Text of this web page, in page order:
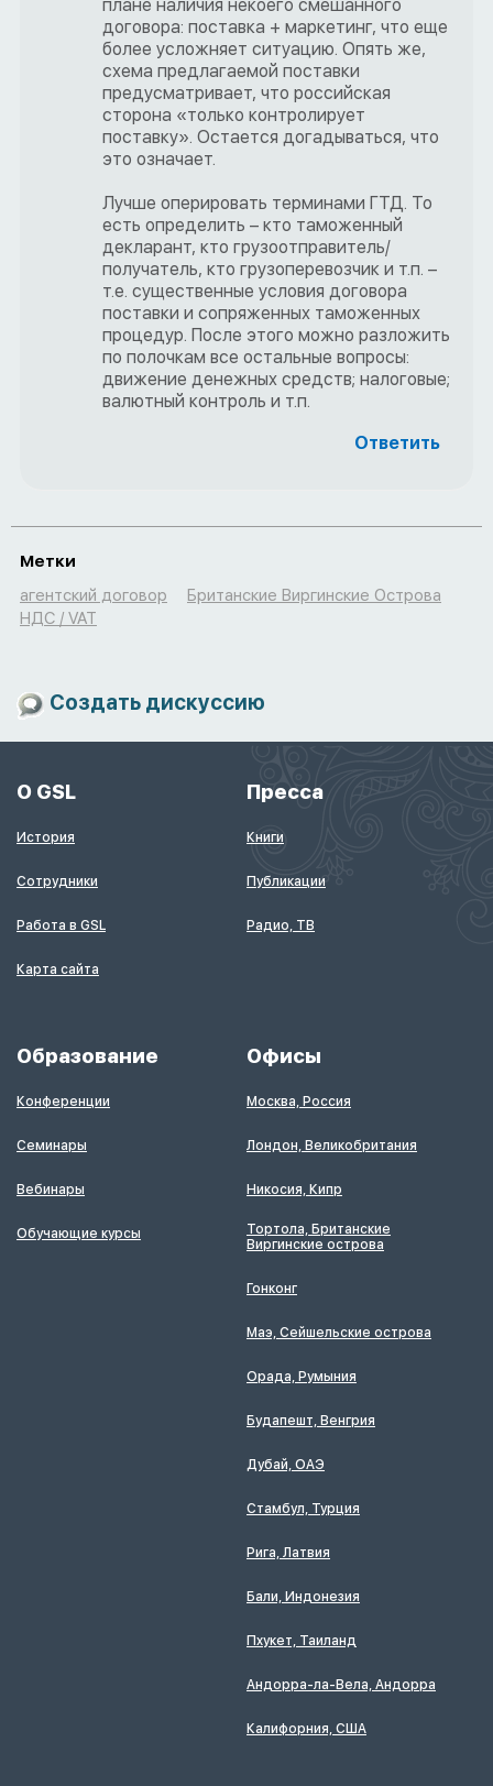
плане наличия некоего смешанного
договора: поставка + маркетинг, что еще
более усложняет ситуацию. Опять же,
схема предлагаемой поставки
предусматривает, что российская
сторона «только контролирует
поставку». Остается догадываться, что
это означает.
Лучше оперировать терминами ГТД. То
есть определить – кто таможенный
декларант, кто грузоотправитель/
получатель, кто грузоперевозчик и т.п. –
т.е. существенные условия договора
поставки и сопряженных таможенных
процедур. После этого можно разложить
по полочкам все остальные вопросы:
движение денежных средств; налоговые;
валютный контроль и т.п.
Ответить
Метки
агентский договор
Британские Виргинские Острова
НДС / VAT
Создать дискуссию
О GSL
История
Сотрудники
Работа в GSL
Карта сайта
Пресса
Книги
Публикации
Радио, ТВ
Образование
Конференции
Семинары
Вебинары
Обучающие курсы
Офисы
Москва, Россия
Лондон, Великобритания
Никосия, Кипр
Тортола, Британские
Виргинские острова
Гонконг
Маэ, Сейшельские острова
Орада, Румыния
Будапешт, Венгрия
Дубай, ОАЭ
Стамбул, Турция
Рига, Латвия
Бали, Индонезия
Пхукет, Таиланд
Андорра-ла-Вела, Андорра
Калифорния, США